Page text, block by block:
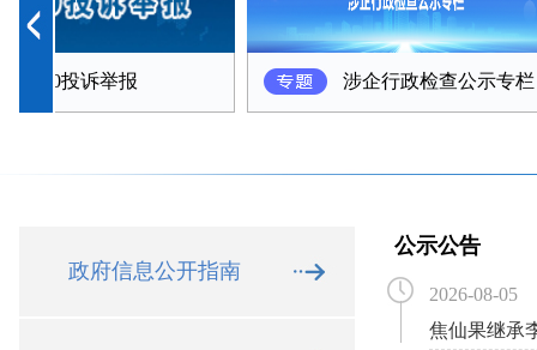
诉举报 涉企行政检查公示专栏
政府信息公开指南
公示公告
2026-08-05
焦仙果继承